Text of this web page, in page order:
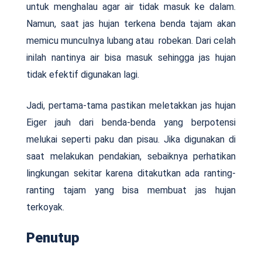
untuk menghalau agar air tidak masuk ke dalam.
Namun, saat jas hujan terkena benda tajam akan
memicu munculnya lubang atau robekan. Dari celah
inilah nantinya air bisa masuk sehingga jas hujan
tidak efektif digunakan lagi.
Jadi, pertama-tama pastikan meletakkan jas hujan
Eiger jauh dari benda-benda yang berpotensi
melukai seperti paku dan pisau. Jika digunakan di
saat melakukan pendakian, sebaiknya perhatikan
lingkungan sekitar karena ditakutkan ada ranting-
ranting tajam yang bisa membuat jas hujan
terkoyak.
Penutup